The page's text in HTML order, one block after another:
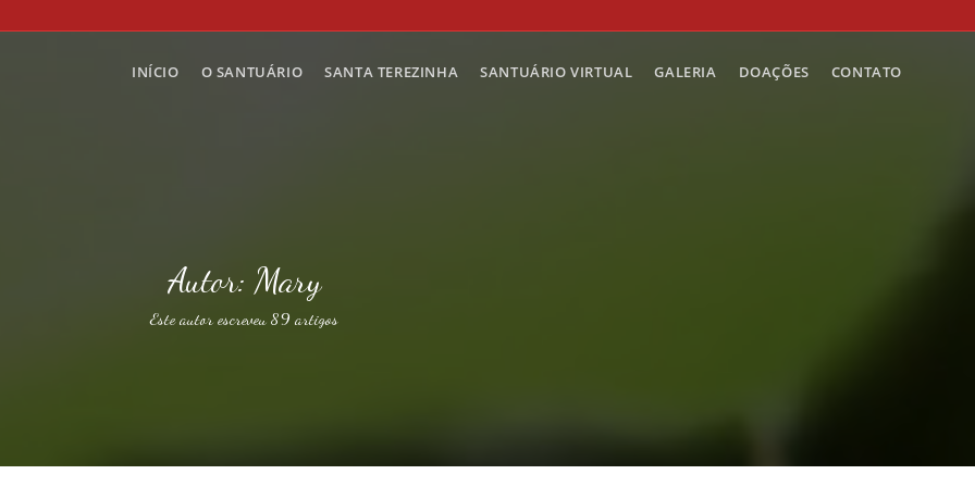
INÍCIO O SANTUÁRIO SANTA TEREZINHA SANTUÁRIO VIRTUAL GALERIA DOAÇÕES CONTATO
Autor: Mary
Este autor escreveu 89 artigos